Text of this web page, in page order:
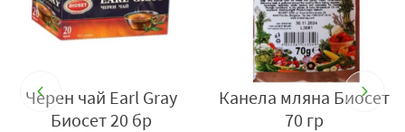
които се оставят да ферментират и след това се
обработват, за да се отстрани външната им обвивка.
Зеленият пипер се бере, когата зърната са още
неузрели и зелени на цвят. Използва се както изсушен,
така и консервиран в саламура. Подходящ е за салатни
Черен чай Earl Gray
Биосет 20 бр
Канела мляна Биосет
70 гр